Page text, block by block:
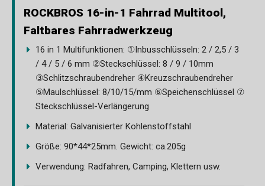
ROCKBROS 16-in-1 Fahrrad Multitool,
Faltbares Fahrradwerkzeug
16 in 1 Multifunktionen: ①Inbusschlüsseln: 2 / 2,5 / 3
/ 4 / 5 / 6 mm ②Steckschlüssel: 8 / 9 / 10mm
③Schlitzschraubendreher ④Kreuzschraubendreher
⑤Maulschlüssel: 8/10/15/mm ⑥Speichenschlüssel ⑦
Steckschlüssel-Verlängerung
Material: Galvanisierter Kohlenstoffstahl
Größe: 90*44*25mm. Gewicht: ca.205g
Verwendung: Radfahren, Camping, Klettern usw.